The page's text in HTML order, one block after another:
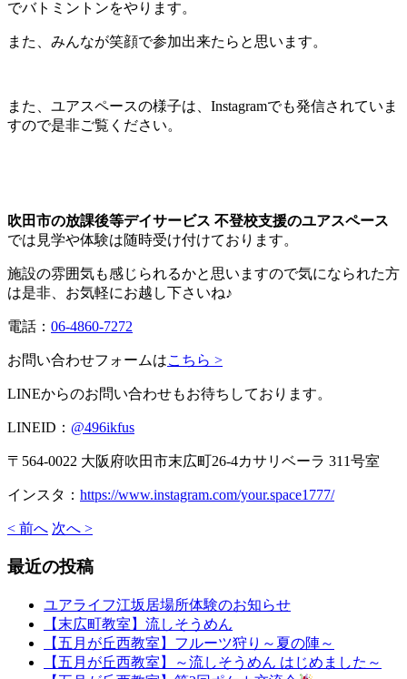
でバトミントンをやります。
また、みんなが笑顔で参加出来たらと思います。
また、ユアスペースの様子は、Instagramでも発信されていま
すので是非ご覧ください。
吹田市の放課後等デイサービス 不登校支援のユアスペース
では見学や体験は随時受け付けております。
施設の雰囲気も感じられるかと思いますので気になられた方
は是非、お気軽にお越し下さいね♪
電話： 06-4860-7272
お問い合わせフォームはこちら >
LINEからのお問い合わせもお待ちしております。
LINEID： @496ikfus
〒564-0022 大阪府吹田市末広町26-4カサリベーラ 311号室
インスタ： https://www.instagram.com/your.space1777/
< 前へ 次へ >
最近の投稿
ユアライフ江坂居場所体験のお知らせ
【末広町教室】流しそうめん
【五月が丘西教室】フルーツ狩り～夏の陣～
【五月が丘西教室】～流しそうめん はじめました～